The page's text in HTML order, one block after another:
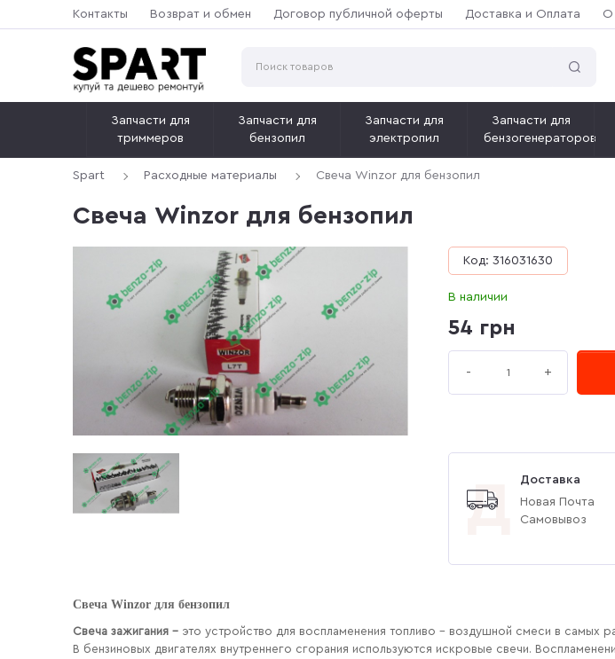
Контакты Возврат и обмен Договор публичной оферты Доставка и Оплата О
Запчасти для
триммеров
Запчасти для
бензопил
Запчасти для
электропил
Запчасти для
бензогенераторов
Spart Расходные материалы Свеча Winzor для бензопил
Свеча Winzor для бензопил
Код: 316031630
В наличии
54 грн
- +
Д
Доставка
Новая Почта
Самовывоз
Свеча Winzor для бензопил
Свеча зажигания - это устройство для воспламенения топливо - воздушной смеси в самых
В бензиновых двигателях внутреннего сгорания используются искровые свечи.